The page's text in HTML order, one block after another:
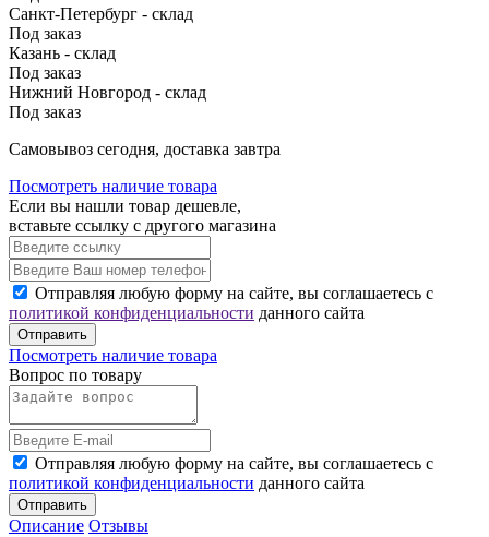
Санкт-Петербург - склад
Под заказ
Казань - склад
Под заказ
Нижний Новгород - склад
Под заказ
Cамовывоз сегодня, доставка завтра
Посмотреть наличие товара
Если вы нашли товар дешевле,
вставьте ссылку с другого магазина
Отправляя любую форму на сайте, вы соглашаетесь с
политикой конфиденциальности данного сайта
Отправить
Посмотреть наличие товара
Вопрос по товару
Отправляя любую форму на сайте, вы соглашаетесь с
политикой конфиденциальности данного сайта
Отправить
Описание Отзывы